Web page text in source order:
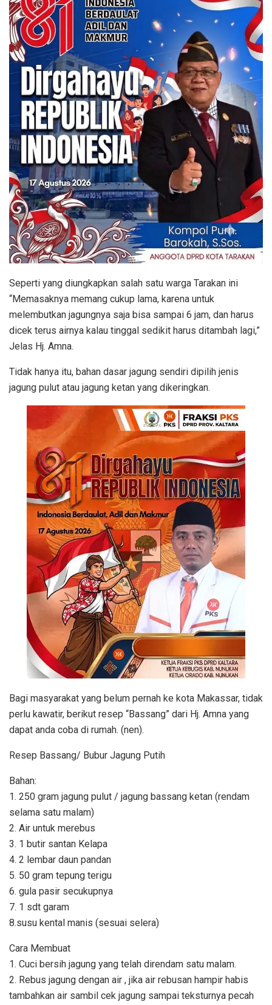
Seperti yang diungkapkan salah satu warga Tarakan ini
“Memasaknya memang cukup lama, karena untuk
melembutkan jagungnya saja bisa sampai 6 jam, dan harus
dicek terus airnya kalau tinggal sedikit harus ditambah lagi,”
Jelas Hj. Amna.
Tidak hanya itu, bahan dasar jagung sendiri dipilih jenis
jagung pulut atau jagung ketan yang dikeringkan.
Bagi masyarakat yang belum pernah ke kota Makassar, tidak
perlu kawatir, berikut resep “Bassang” dari Hj. Amna yang
dapat anda coba di rumah. (nen).
Resep Bassang/ Bubur Jagung Putih
Bahan:
1. 250 gram jagung pulut / jagung bassang ketan (rendam
selama satu malam)
2. Air untuk merebus
3. 1 butir santan Kelapa
4. 2 lembar daun pandan
5. 50 gram tepung terigu
6. gula pasir secukupnya
7. 1 sdt garam
8.susu kental manis (sesuai selera)
Cara Membuat
1. Cuci bersih jagung yang telah direndam satu malam.
2. Rebus jagung dengan air , jika air rebusan hampir habis
tambahkan air sambil cek jagung sampai teksturnya pecah